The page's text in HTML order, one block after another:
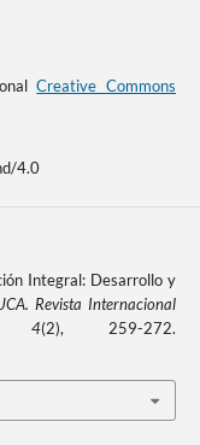
Creative Commons
4.0
Integral: Desarrollo y
Revista Internacional
4(2), 259-272.